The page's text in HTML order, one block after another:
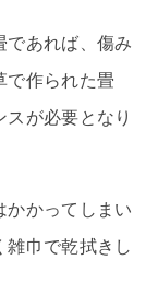
であれば、傷み
で作られた畳
が必要となり
かかってしまい
雑巾で乾拭きし